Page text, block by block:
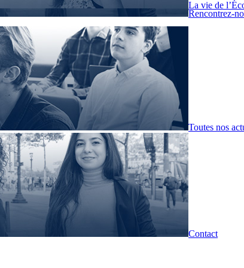
Rencontrez-
La vie de
Toutes nos
Contact